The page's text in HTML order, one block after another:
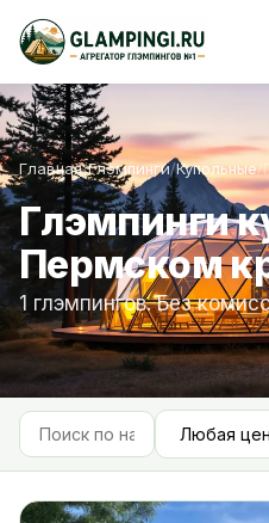
Главная/Глэмпинги/Купольные/
Глэмпинги
Пермском
1 глэмпингов. Без